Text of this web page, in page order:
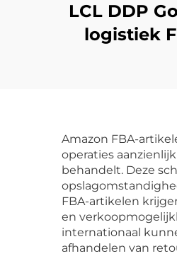
LCL DDP
logistiek
Amazon FBA-
operaties
behandelt. Deze
FBA-artikelen
en
internationaal
afhandelen van